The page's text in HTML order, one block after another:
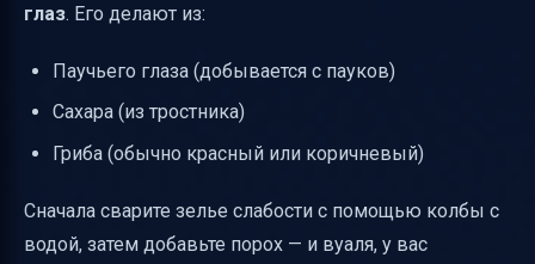
глаз. Его делают из:
Паучьего глаза (добывается с пауков)
Сахара (из тростника)
Гриба (обычно красный или коричневый)
Сначала сварите зелье слабости с помощью колбы с
водой, затем добавьте порох — и вуаля, у вас